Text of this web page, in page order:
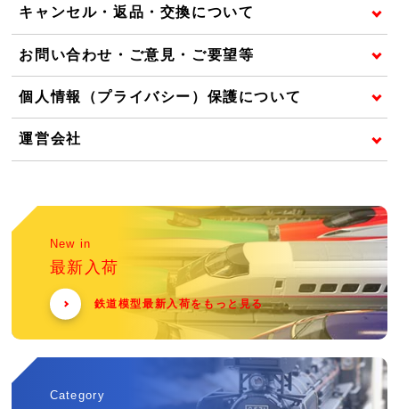
キャンセル・返品・交換について
お問い合わせ・ご意見・ご要望等
個人情報（プライバシー）保護について
運営会社
New in
最新入荷
鉄道模型最新入荷をもっと見る
Category